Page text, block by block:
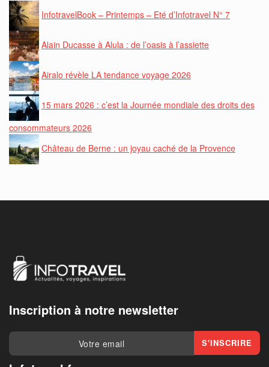
InfotravelBook – Printemps – Eté d’Infotravel N° 7
Alain Ducasse à Alula : de l’oasis à l’assiette
Airalo révèle LA tendance voyage 2026
15 mars 2026 : c’est la Journée mondiale des droits des
consommateurs 2026
Château de Berne : un joyau caché de la Provence
Inscription à notre newsletter